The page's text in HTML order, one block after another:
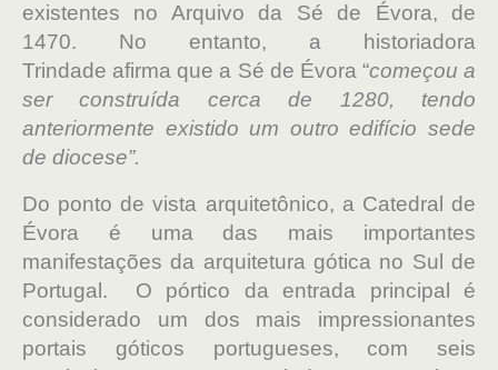
existentes no Arquivo da Sé de Évora, de
1470. No entanto, a historiadora
Trindade afirma que a Sé de Évora “começou a
ser construída cerca de 1280, tendo
anteriormente existido um outro edifício sede
de diocese”.
Do ponto de vista arquitetônico, a Catedral de
Évora é uma das mais importantes
manifestações da arquitetura gótica no Sul de
Portugal. O pórtico da entrada principal é
considerado um dos mais impressionantes
portais góticos portugueses, com seis